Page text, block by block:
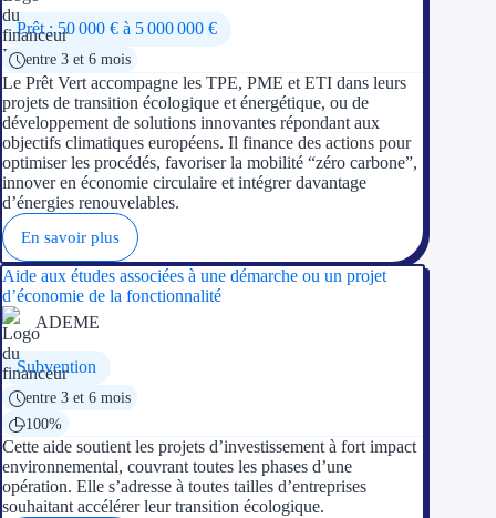
Prêt : 50 000 € à 5 000 000 €
entre 3 et 6 mois
Le Prêt Vert accompagne les TPE, PME et ETI dans leurs
projets de transition écologique et énergétique, ou de
développement de solutions innovantes répondant aux
objectifs climatiques européens. Il finance des actions pour
optimiser les procédés, favoriser la mobilité “zéro carbone”,
innover en économie circulaire et intégrer davantage
d’énergies renouvelables.
En savoir plus
Aide aux études associées à une démarche ou un projet
d’économie de la fonctionnalité
ADEME
Subvention
entre 3 et 6 mois
100%
Cette aide soutient les projets d’investissement à fort impact
environnemental, couvrant toutes les phases d’une
opération. Elle s’adresse à toutes tailles d’entreprises
souhaitant accélérer leur transition écologique.